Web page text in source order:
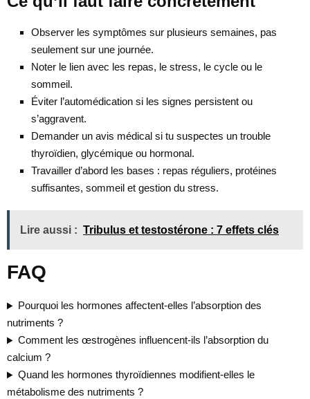
Observer les symptômes sur plusieurs semaines, pas
seulement sur une journée.
Noter le lien avec les repas, le stress, le cycle ou le
sommeil.
Éviter l’automédication si les signes persistent ou
s’aggravent.
Demander un avis médical si tu suspectes un trouble
thyroïdien, glycémique ou hormonal.
Travailler d’abord les bases : repas réguliers, protéines
suffisantes, sommeil et gestion du stress.
Lire aussi : Tribulus et testostérone : 7 effets clés
FAQ
Pourquoi les hormones affectent-elles l’absorption des
nutriments ?
Comment les œstrogènes influencent-ils l’absorption du
calcium ?
Quand les hormones thyroïdiennes modifient-elles le
métabolisme des nutriments ?